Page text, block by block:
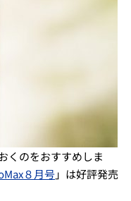
くのをおすすめしま
８月号」は好評発売